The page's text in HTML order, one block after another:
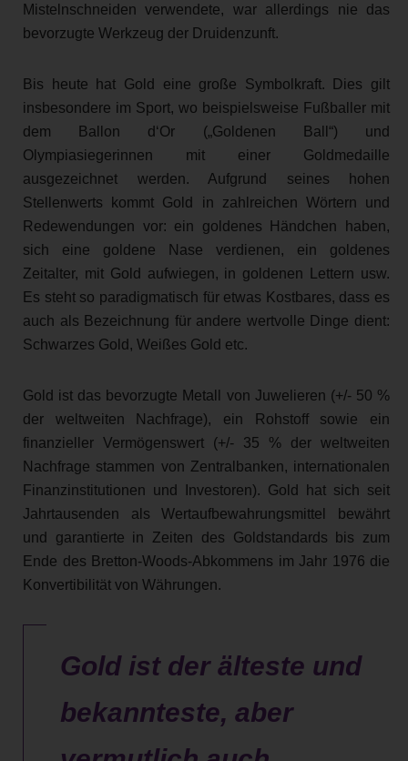
Mistelnschneiden verwendete, war allerdings nie das
bevorzugte Werkzeug der Druidenzunft.
Bis heute hat Gold eine große Symbolkraft. Dies gilt
insbesondere im Sport, wo beispielsweise Fußballer mit
dem Ballon d‘Or („Goldenen Ball“) und
Olympiasiegerinnen mit einer Goldmedaille
ausgezeichnet werden. Aufgrund seines hohen
Stellenwerts kommt Gold in zahlreichen Wörtern und
Redewendungen vor: ein goldenes Händchen haben,
sich eine goldene Nase verdienen, ein goldenes
Zeitalter, mit Gold aufwiegen, in goldenen Lettern usw.
Es steht so paradigmatisch für etwas Kostbares, dass es
auch als Bezeichnung für andere wertvolle Dinge dient:
Schwarzes Gold, Weißes Gold etc.
Gold ist das bevorzugte Metall von Juwelieren (+/- 50 %
der weltweiten Nachfrage), ein Rohstoff sowie ein
finanzieller Vermögenswert (+/- 35 % der weltweiten
Nachfrage stammen von Zentralbanken, internationalen
Finanzinstitutionen und Investoren). Gold hat sich seit
Jahrtausenden als Wertaufbewahrungsmittel bewährt
und garantierte in Zeiten des Goldstandards bis zum
Ende des Bretton-Woods-Abkommens im Jahr 1976 die
Konvertibilität von Währungen.
Gold ist der älteste und
bekannteste, aber